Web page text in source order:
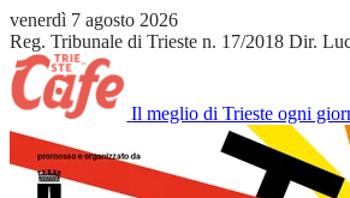
venerdì 7 agosto 2026
Reg. Tribunale di Trieste n. 17/2018 Dir.
Il meglio di Trieste ogni